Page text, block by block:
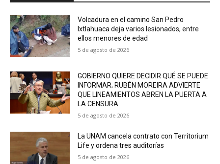
Volcadura en el camino San Pedro
Ixtlahuaca deja varios lesionados, entre
ellos menores de edad
5 de agosto de 2026
GOBIERNO QUIERE DECIDIR QUÉ SE PUEDE
INFORMAR; RUBÉN MOREIRA ADVIERTE
QUE LINEAMIENTOS ABREN LA PUERTA A
LA CENSURA
5 de agosto de 2026
La UNAM cancela contrato con Territorium
Life y ordena tres auditorías
5 de agosto de 2026